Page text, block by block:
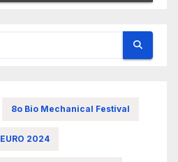
8ο Bio Mechanical Festival
EURO 2024